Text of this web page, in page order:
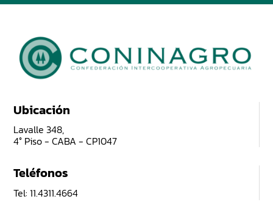
Ubicación
Lavalle 348,
4° Piso - CABA - CP1047
Teléfonos
Tel: 11.4311.4664